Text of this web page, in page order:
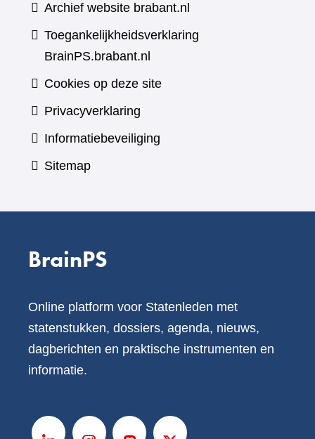
Archief website brabant.nl
Toegankelijkheidsverklaring
BrainPS.brabant.nl
Cookies op deze site
Privacyverklaring
Informatiebeveiliging
Sitemap
BrainPS
Online platform voor Statenleden met
statenstukken, dossiers, agenda, nieuws,
dagberichten en praktische instrumenten en
informatie.